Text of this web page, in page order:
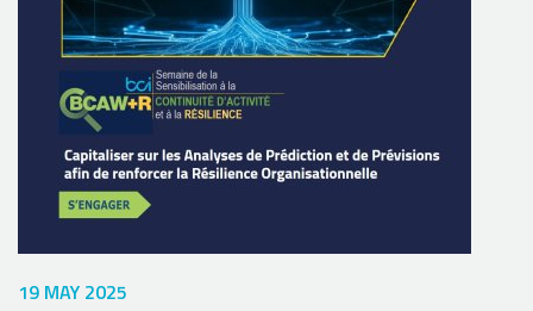
19 MAY 2025